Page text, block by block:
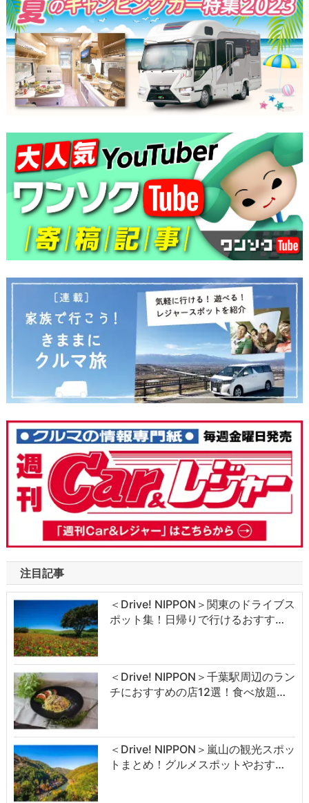
注目記事
＜Drive! NIPPON＞関東のドライブス
ポット集！日帰りで行けるおすす…
＜Drive! NIPPON＞千葉駅周辺のラン
チにおすすめの店12選！食べ放題…
＜Drive! NIPPON＞嵐山の観光スポッ
トまとめ！グルメスポットやおす…